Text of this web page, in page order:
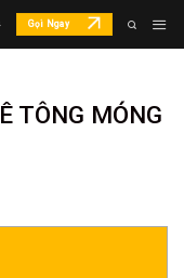
Gọi Ngay
TÔNG MÓNG